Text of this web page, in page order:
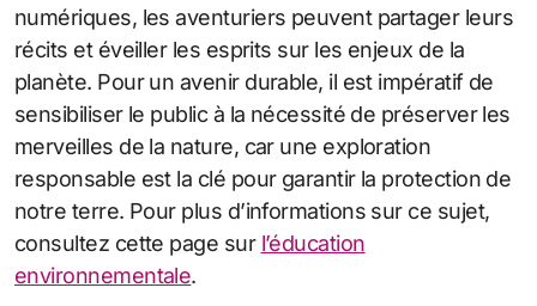
numériques, les aventuriers peuvent partager leurs
récits et éveiller les esprits sur les enjeux de la
planète. Pour un avenir durable, il est impératif de
sensibiliser le public à la nécessité de préserver les
merveilles de la nature, car une exploration
responsable est la clé pour garantir la protection de
notre terre. Pour plus d’informations sur ce sujet,
consultez cette page sur l’éducation
environnementale.